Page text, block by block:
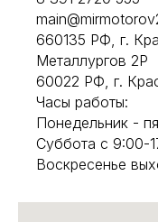
660135 РФ, г.
Металлургов 2Р
60022 РФ, г.
Часы работы:
Понедельник -
Суббота с 9:00-
Воскресенье